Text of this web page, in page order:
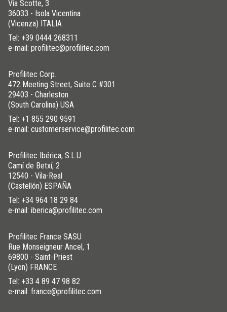
Via Scotte, 3
36033 - Isola Vicentina
(Vicenza) ITALIA
Tel: +39 0444 268311
e-mail: profilitec@profilitec.com
Profilitec Corp.
472 Meeting Street, Suite C #301
29403 - Charleston
(South Carolina) USA
Tel: +1 855 290 9591
e-mail: customerservice@profilitec.com
Profilitec Ibérica, S.L.U.
Camí de Betxí, 2
12540 - Vila-Real
(Castellón) ESPAÑA
Tel: +34 964 18 29 84
e-mail: iberica@profilitec.com
Profilitec France SASU
Rue Monseigneur Ancel, 1
69800 - Saint-Priest
(Lyon) FRANCE
Tel: +33 4 89 47 98 82
e-mail: france@profilitec.com